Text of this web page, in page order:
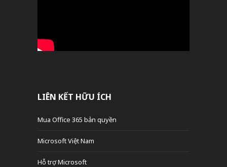
LIÊN KẾT HỮU ÍCH
Mua Office 365 bản quyền
Microsoft Việt Nam
Hỗ trợ Microsoft